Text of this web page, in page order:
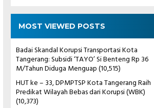
MOST VIEWED POSTS
Badai Skandal Korupsi Transportasi Kota
Tangerang: Subsidi ‘TAYO’ Si Benteng Rp 36
M/Tahun Diduga Menguap(10,515)
HUT ke – 33, DPMPTSP Kota Tangerang Raih
Predikat Wilayah Bebas dari Korupsi (WBK)
(10,373)